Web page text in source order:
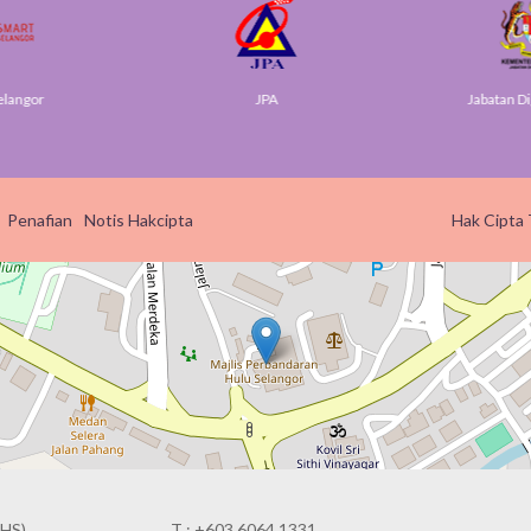
JPA Jabatan
Penafian Notis Hakcipta Hak Cipta